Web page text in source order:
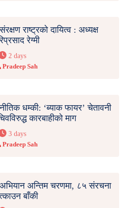
राष्ट्रको दायित्व : अध्यक्ष
रेग्मी
2 days
Pradeep Sah
धम्की: ‘ब्याक फायर’ चेतावनी
कारबाहीको माग
3 days
Pradeep Sah
अन्तिम चरणमा, ८५ संरचना
बाँकी